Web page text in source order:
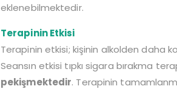
eklenebilmektedir.
Terapinin Etkisi
Terapinin etkisi; kişinin alkolden daha
Seansın etkisi tıpkı sigara bırakma
pekişmektedir. Terapinin